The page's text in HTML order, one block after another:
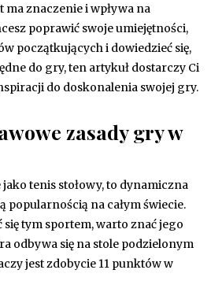
ma znaczenie i wpływa na
poprawić swoje umiejętności,
początkujących i dowiedzieć się,
do gry, ten artykuł dostarczy Ci
do doskonalenia swojej gry.
zasady gry w
tenis stołowy, to dynamiczna
popularnością na całym świecie.
się tym sportem, warto znać jego
odbywa się na stole podzielonym
jest zdobycie 11 punktów w